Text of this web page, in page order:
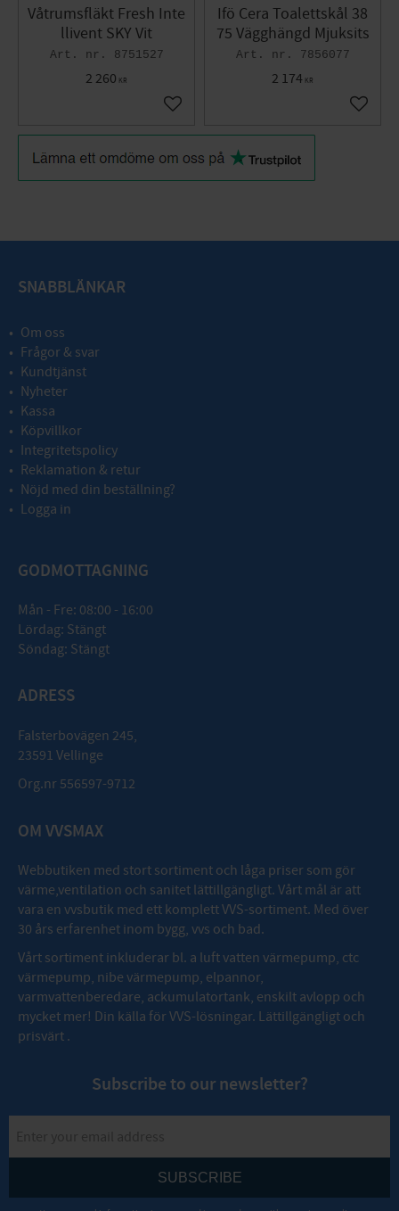
Våtrumsfläkt Fresh Inte
llivent SKY Vit
8751527
2 260 KR
Add to favorites
Ifö Cera Toalettskål 38
75 Vägghängd Mjuksits
7856077
2 174 KR
Add
SNABBLÄNKAR
Om oss
Frågor & svar
Kundtjänst
Nyheter
Kassa
Köpvillkor
Integritetspolicy
Reklamation & retur
Nöjd med din beställning?
Logga in
GODMOTTAGNING
Mån - Fre: 08:00 - 16:00
Lördag: Stängt
Söndag: Stängt
ADRESS
Falsterbovägen 245,
23591 Vellinge
Org.nr 556597-9712
OM VVSMAX
Webbutiken med stort sortiment och låga priser som gör
värme,ventilation och sanitet lättillgängligt. Vårt mål är att
vara en vvsbutik med ett komplett VVS-sortiment. Med över
30 års erfarenhet inom bygg, vvs och bad.
Vårt sortiment inkluderar bl. a luft vatten värmepump, ctc
värmepump, nibe värmepump, elpannor,
varmvattenberedare, ackumulatortank, enskilt avlopp och
mycket mer! Din källa för VVS-lösningar. Lättillgängligt och
prisvärt .
Subscribe to our newsletter?
SUBSCRIBE